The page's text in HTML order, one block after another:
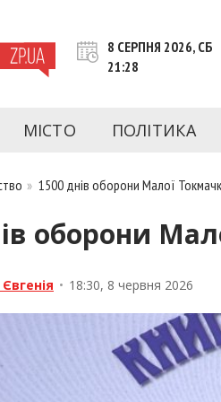
– це інформаційний
області на день.
8 СЕРПНЯ 2026, СБ
21:28
МІСТО ПОЛІТИКА
»1500 днів оборони Малої
оборони
• 18:30, 8 червня 2026